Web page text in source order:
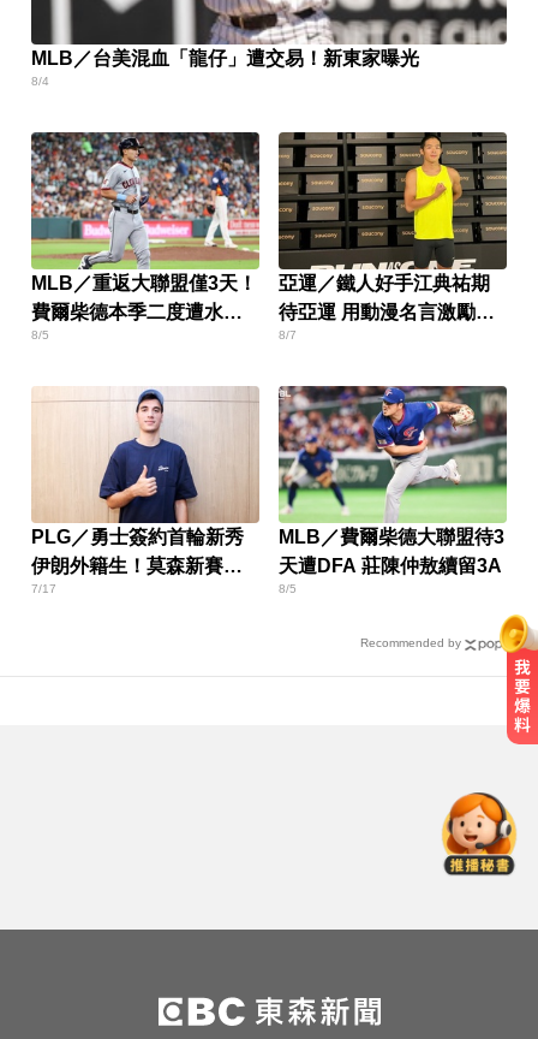
MLB／台美混血「龍仔」遭交易！新東家曝光
8/4
MLB／重返大聯盟僅3天！
費爾柴德本季二度遭水手
DFA
8/5
亞運／鐵人好手江典祐期
待亞運 用動漫名言激勵自
己
8/7
PLG／勇士簽約首輪新秀
伊朗外籍生！莫森新賽季
披7號戰袍
7/17
MLB／費爾柴德大聯盟待3
天遭DFA 莊陳仲敖續留3A
8/5
Recommended by
突離世 團隊發聲證實
慈濟採購BNT疫苗被詐10億！醫：4
年後還陳時中清白